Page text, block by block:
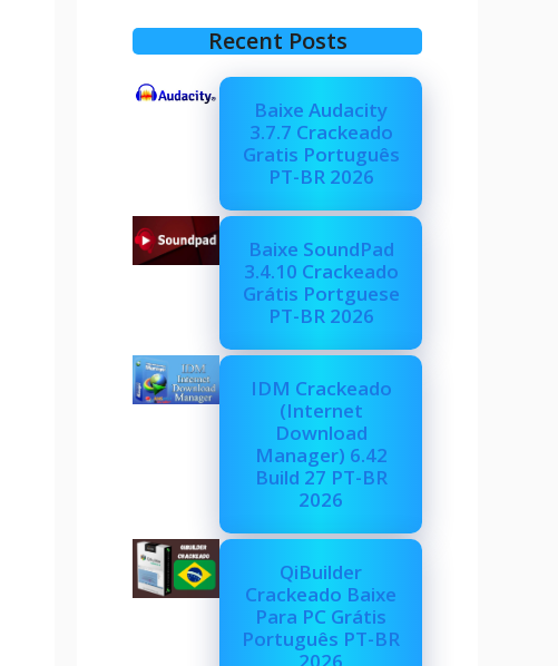
Recent Posts
Baixe Audacity
3.7.7 Crackeado
Gratis Português
PT-BR 2026
Baixe SoundPad
3.4.10 Crackeado
Grátis Portguese
PT-BR 2026
IDM Crackeado
(Internet
Download
Manager) 6.42
Build 27 PT-BR
2026
QiBuilder
Crackeado Baixe
Para PC Grátis
Português PT-BR
2026